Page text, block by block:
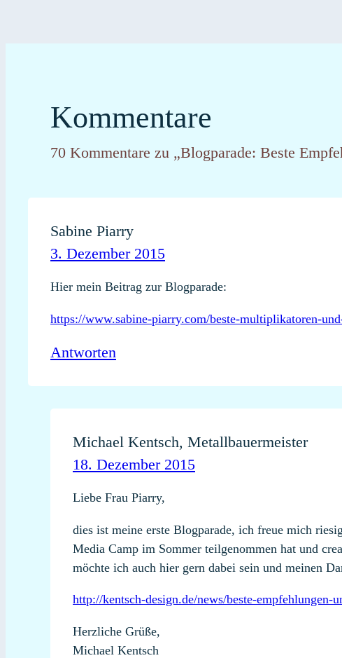
Kommentare
70 Kommentare zu „Blogparade: Beste
Sabine Piarry
3. Dezember 2015
Hier mein Beitrag zur Blogparade:
https://www.sabine-piarry.com/beste-multiplikatoren-
Antworten
Michael Kentsch, Metallbauermeister
18. Dezember 2015
Liebe Frau Piarry,
dies ist meine erste Blogparade, ich freue mich
Media Camp im Sommer teilgenommen hat und
möchte ich auch hier gern dabei sein und meinen
http://kentsch-design.de/news/beste-empfehlungen-
Herzliche Grüße,
Michael Kentsch